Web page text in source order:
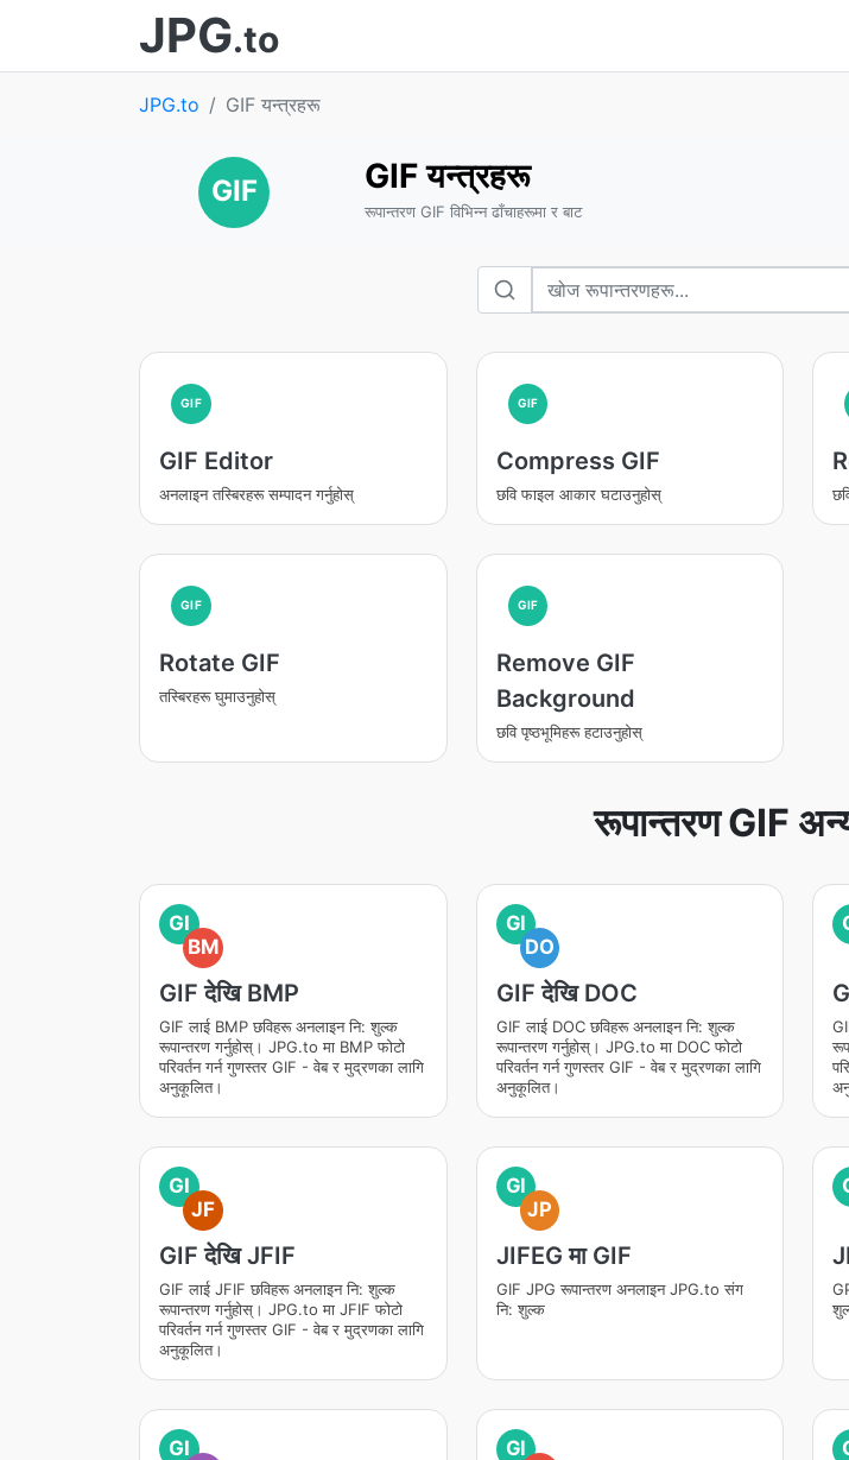
JPG.to
JPG.to GIF यन्त्रहरू
GIF GIF यन्त्रहरू
रूपान्तरण GIF विभिन्न ढाँचाहरूमा र बाट
GIF
GIF Editor
अनलाइन तस्बिरहरू सम्पादन गर्नुहोस्
GIF
Compress GIF
छवि फाइल आकार घटाउनुहोस्
GIF
Rotate GIF
तस्बिरहरू घुमाउनुहोस्
GIF
Remove GIF
Background
छवि पृष्ठभूमिहरू हटाउनुहोस्
रूपान्तरण GIF
GI
BM
GIF देखि BMP
GIF लाई BMP छविहरू अनलाइन नि: शुल्क
रूपान्तरण गर्नुहोस्। JPG.to मा BMP फोटो
परिवर्तन गर्न गुणस्तर GIF - वेब र मुद्रणका लागि
अनुकूलित।
GI
DO
GIF देखि DOC
GIF लाई DOC छविहरू अनलाइन नि: शुल्क
रूपान्तरण गर्नुहोस्। JPG.to मा DOC फोटो
परिवर्तन गर्न गुणस्तर GIF - वेब र मुद्रणका लागि
अनुकूलित।
GI
JF
GIF देखि JFIF
GIF लाई JFIF छविहरू अनलाइन नि: शुल्क
रूपान्तरण गर्नुहोस्। JPG.to मा JFIF फोटो
परिवर्तन गर्न गुणस्तर GIF - वेब र मुद्रणका लागि
अनुकूलित।
GI
JP
JIFEG मा GIF
GIF JPG रूपान्तरण अनलाइन JPG.to संग
नि: शुल्क
GI
GI